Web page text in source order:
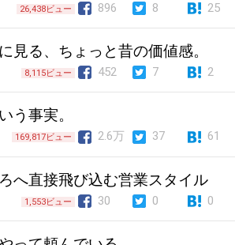
26,438ビュー 896 8 25
見る、ちょっと昔の価値感。
8,115ビュー 452 7 2
う事実。
169,817ビュー 2.6万 37 61
へ直接飛び込む営業スタイル
1,553ビュー 30 0 0